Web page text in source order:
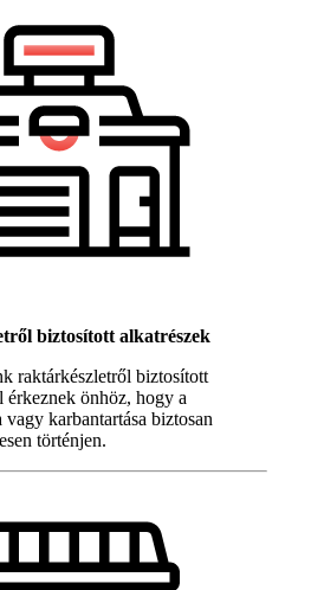
biztosított alkatrészek
raktárkészletről biztosított
érkeznek önhöz, hogy a
vagy karbantartása biztosan
történjen.